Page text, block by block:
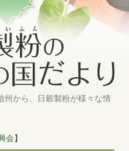
州から、日穀製粉が様々な情
会】